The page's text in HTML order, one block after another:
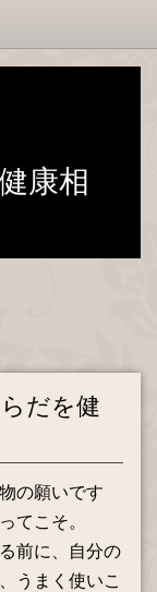
康相
だを健
の願いです
てこそ。
前に、自分の
うまく使いこ